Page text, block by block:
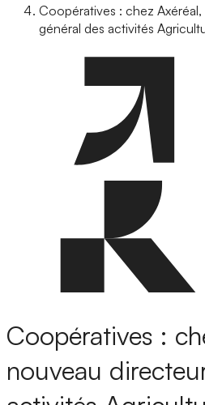
Coopératives : chez
général des activités
Coopératives :
nouveau